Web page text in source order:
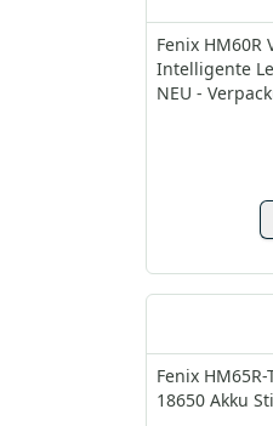
Fenix HM60R
Intelligente
NEU -
Fenix
18650 Akku